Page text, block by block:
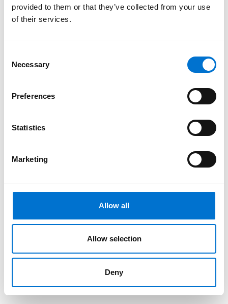
provided to them or that they’ve collected from your use
of their services.
Selection
Necessary
Preferences
Statistics
Marketing
Allow all
Allow selection
Deny
Constructions
Se sentir chez soi au bureau : Wikicampers réinvente ses
espaces à Bidart